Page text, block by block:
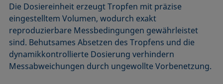
Die Dosiereinheit erzeugt Tropfen mit präzise
eingestelltem Volumen, wodurch exakt
reproduzierbare Messbedingungen gewährleistet
sind. Behutsames Absetzen des Tropfens und die
dynamikkontrollierte Dosierung verhindern
Messabweichungen durch ungewollte Vorbenetzung.